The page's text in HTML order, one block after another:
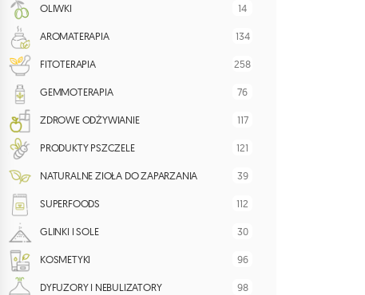
OLIWKI 14
AROMATERAPIA 134
FITOTERAPIA 258
GEMMOTERAPIA 76
ZDROWE ODŻYWIANIE 117
PRODUKTY PSZCZELE 121
NATURALNE ZIOŁA DO ZAPARZANIA 39
SUPERFOODS 112
GLINKI I SOLE 30
KOSMETYKI 96
DYFUZORY I NEBULIZATORY 98